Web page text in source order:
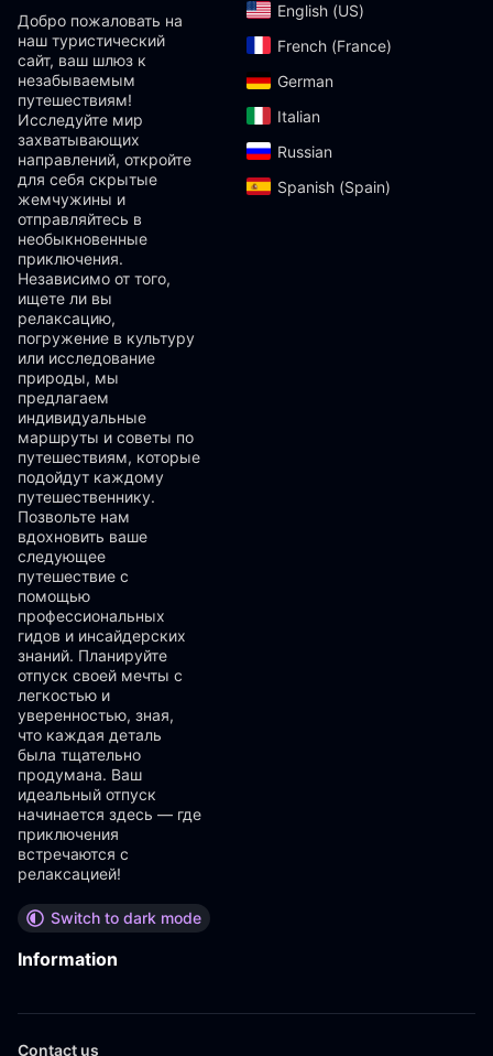
Добро пожаловать на
наш туристический
сайт, ваш шлюз к
незабываемым
путешествиям!
Исследуйте мир
захватывающих
направлений, откройте
для себя скрытые
жемчужины и
отправляйтесь в
необыкновенные
приключения.
Независимо от того,
ищете ли вы
релаксацию,
погружение в культуру
или исследование
природы, мы
предлагаем
индивидуальные
маршруты и советы по
путешествиям, которые
подойдут каждому
путешественнику.
Позвольте нам
вдохновить ваше
следующее
путешествие с
помощью
профессиональных
гидов и инсайдерских
знаний. Планируйте
отпуск своей мечты с
легкостью и
уверенностью, зная,
что каждая деталь
была тщательно
продумана. Ваш
идеальный отпуск
начинается здесь — где
приключения
встречаются с
релаксацией!
Switch to dark mode
English (US)‎
French (France)‎
German‎
Italian‎
Russian‎
Spanish (Spain)‎
Information
Contact us